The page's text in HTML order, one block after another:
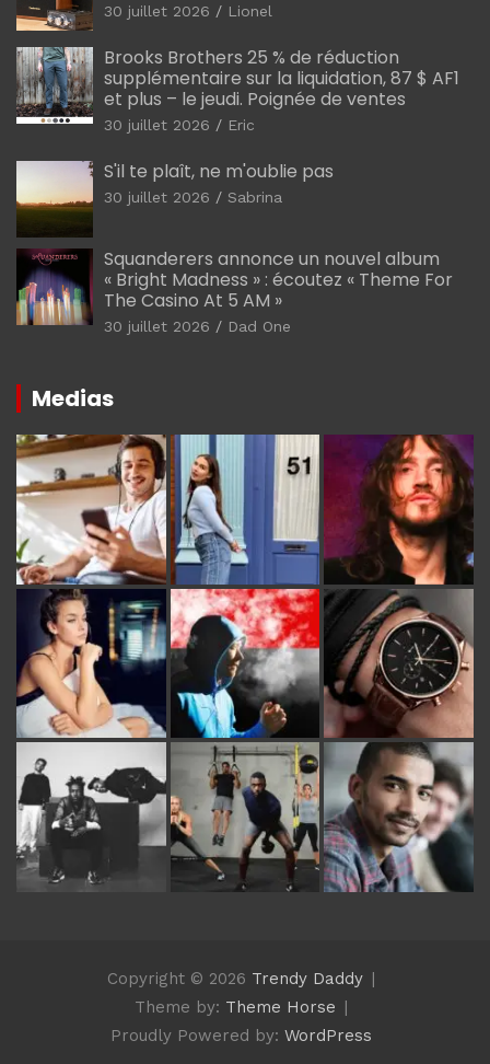
30 juillet 2026 Lionel
Brooks Brothers 25 % de réduction
supplémentaire sur la liquidation, 87 $ AF1
et plus – le jeudi. Poignée de ventes
30 juillet 2026 Eric
S'il te plaît, ne m'oublie pas
30 juillet 2026 Sabrina
Squanderers annonce un nouvel album
« Bright Madness » : écoutez « Theme For
The Casino At 5 AM »
30 juillet 2026 Dad One
Medias
Copyright © 2026 Trendy Daddy
Theme by: Theme Horse
Proudly Powered by: WordPress